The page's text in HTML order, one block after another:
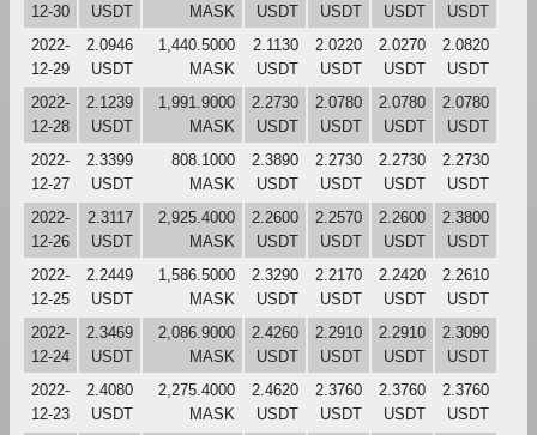
12-30
USDT
MASK
USDT
USDT
USDT
USDT
2022-
12-29
2.0946
USDT
1,440.5000
MASK
2.1130
USDT
2.0220
USDT
2.0270
USDT
2.0820
USDT
2022-
12-28
2.1239
USDT
1,991.9000
MASK
2.2730
USDT
2.0780
USDT
2.0780
USDT
2.0780
USDT
2022-
12-27
2.3399
USDT
808.1000
MASK
2.3890
USDT
2.2730
USDT
2.2730
USDT
2.2730
USDT
2022-
12-26
2.3117
USDT
2,925.4000
MASK
2.2600
USDT
2.2570
USDT
2.2600
USDT
2.3800
USDT
2022-
12-25
2.2449
USDT
1,586.5000
MASK
2.3290
USDT
2.2170
USDT
2.2420
USDT
2.2610
USDT
2022-
12-24
2.3469
USDT
2,086.9000
MASK
2.4260
USDT
2.2910
USDT
2.2910
USDT
2.3090
USDT
2022-
12-23
2.4080
USDT
2,275.4000
MASK
2.4620
USDT
2.3760
USDT
2.3760
USDT
2.3760
USDT